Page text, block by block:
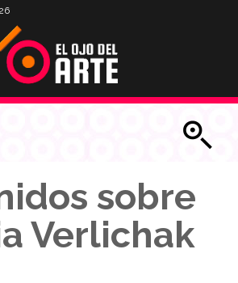
sobre
Verlichak